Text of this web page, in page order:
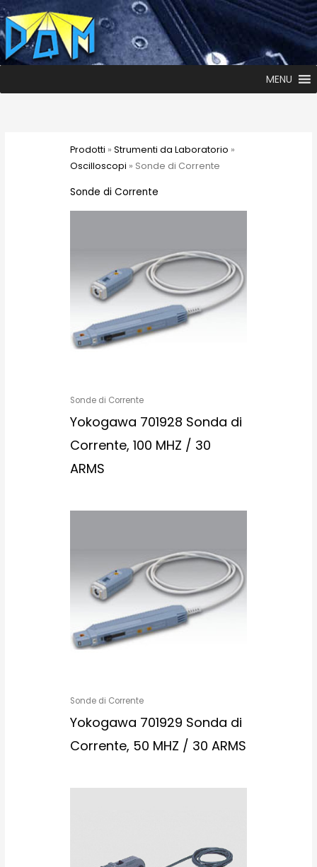
MENU
Prodotti » Strumenti da Laboratorio »
Oscilloscopi » Sonde di Corrente
Sonde di Corrente
Sonde di Corrente
Yokogawa 701928 Sonda di
Corrente, 100 MHZ / 30
ARMS
Sonde di Corrente
Yokogawa 701929 Sonda di
Corrente, 50 MHZ / 30 ARMS